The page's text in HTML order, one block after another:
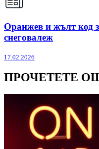
Оранжев и жълт код
снеговалеж
17.02.2026
ПРОЧЕТЕТЕ